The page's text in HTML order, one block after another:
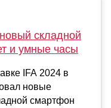
складной
и умные часы
IFA 2024 в
новые
смартфон